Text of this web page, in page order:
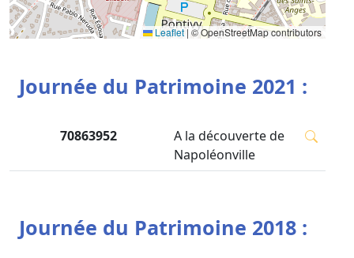
Leaflet |© OpenStreetMap contributors
Journée du Patrimoine 2021 :
70863952
A la découverte de
Napoléonville
Journée du Patrimoine 2018 :